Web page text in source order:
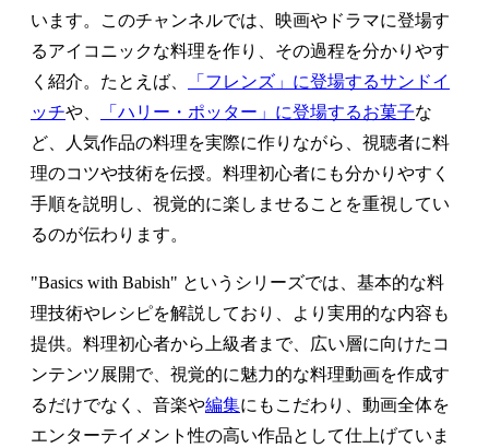
います。このチャンネルでは、映画やドラマに登場す
るアイコニックな料理を作り、その過程を分かりやす
く紹介。たとえば、
「フレンズ」に登場するサンドイ
ッチや、 「ハリー・ポッター」に登場するお菓子な
ど、人気作品の料理を実際に作りながら、視聴者に料
理のコツや技術を伝授。料理初心者にも分かりやすく
手順を説明し、視覚的に楽しませることを重視してい
るのが伝わります。
"Basics with Babish" というシリーズでは、基本的な料
理技術やレシピを解説しており、より実用的な内容も
提供。料理初心者から上級者まで、広い層に向けたコ
ンテンツ展開で、視覚的に魅力的な料理動画を作成す
るだけでなく、音楽や編集にもこだわり、動画全体を
エンターテイメント性の高い作品として仕上げていま